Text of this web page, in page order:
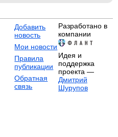
Добавить
новость
Мои новости
Правила
публикации
Обратная
связь
Разработано в
компании
Идея и
поддержка
проекта —
Дмитрий
Шурупов